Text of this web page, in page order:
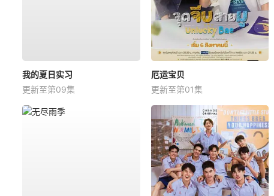
我的夏日实习
更新至第09集
厄运宝贝
更新至第01集